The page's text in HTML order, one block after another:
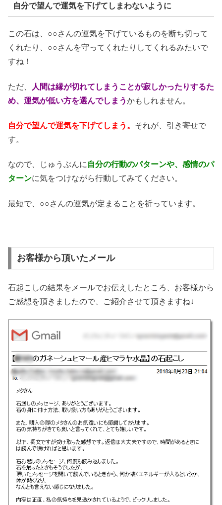
自分で望んで運気を下げてしまわないように
この石は、○○さんの運気を下げているものを断ち切って
くれたり、○○さんを守ってくれたりしてくれるみたいで
すね！
ただ、
人間は縁が切れてしまうことが寂しかったりするた
め、運気が低い方を選んでしまうかもしれません。
自分で望んで運気を下げてしまう。 それが、 引き寄せで
す。
なので、じゅうぶんに 自分の行動のパターンや、感情のパ
ターンに気をつけながら行動してみてください。
最短で、○○さんの運気が定まることを祈っています。
お客様から頂いたメール
石起こしの結果をメールでお伝えしたところ、お客様から
ご感想を頂きましたので、ご紹介させて頂きますね↓